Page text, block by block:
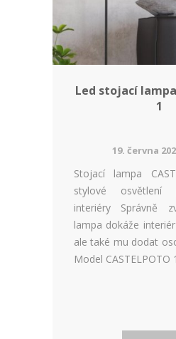
Led stojací
1
19. června
Stojací lampa
stylové osvětlení
interiéry Správně
lampa dokáže
ale také mu dodat
Model CASTELPOTO